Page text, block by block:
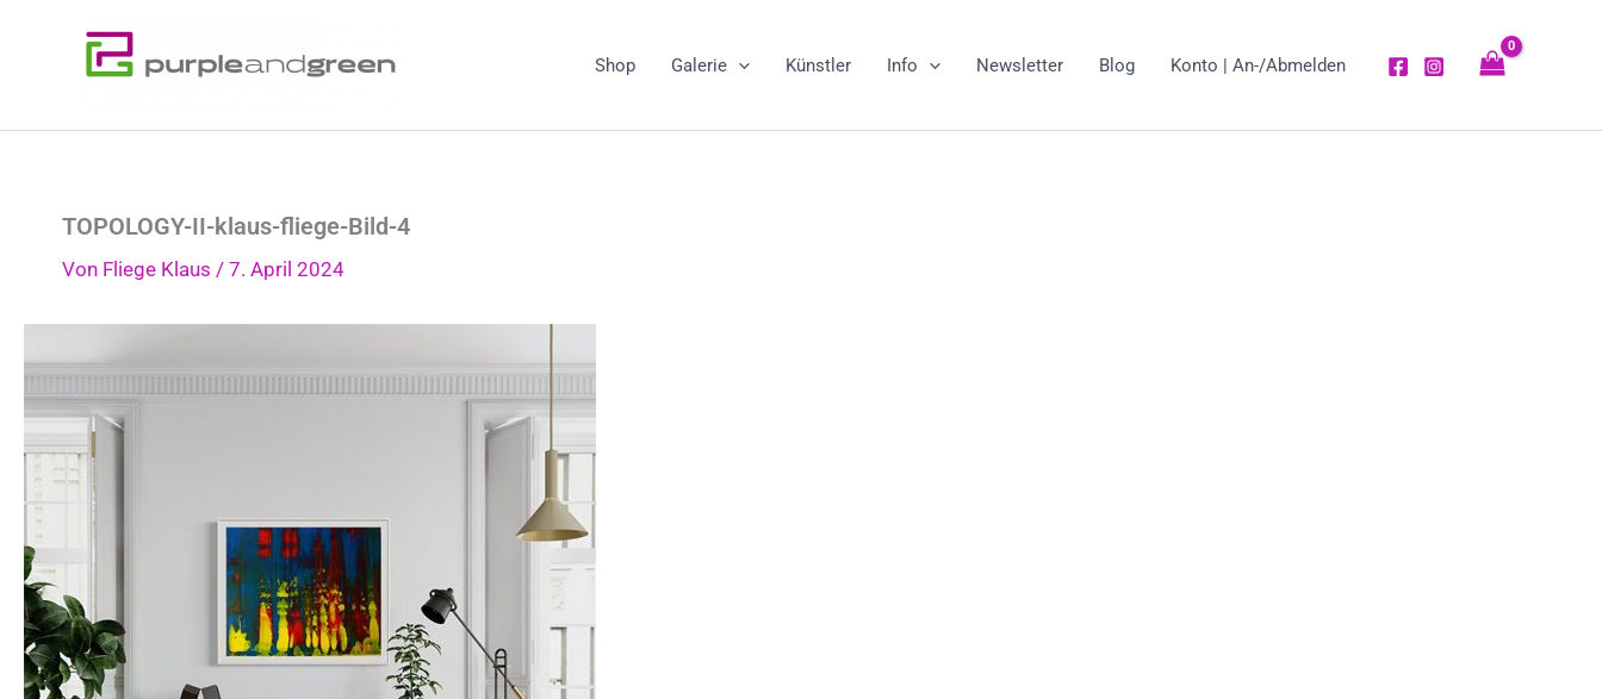
Shop Galerie Künstler Info Newsletter Blog Konto | An-/Abmelden
TOPOLOGY-II-klaus-fliege-Bild-4
Von Fliege Klaus / 7. April 2024